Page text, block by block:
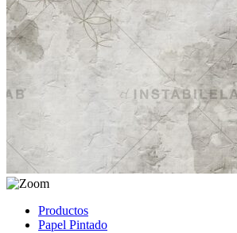
Productos
Papel Pintado